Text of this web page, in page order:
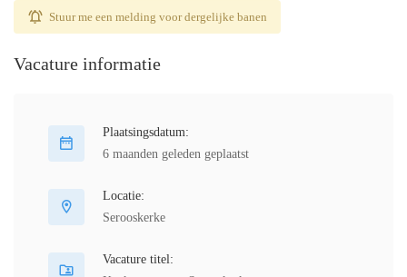
Stuur me een melding voor dergelijke banen
Vacature informatie
Plaatsingsdatum:
6 maanden geleden geplaatst
Locatie:
Serooskerke
Vacature titel: